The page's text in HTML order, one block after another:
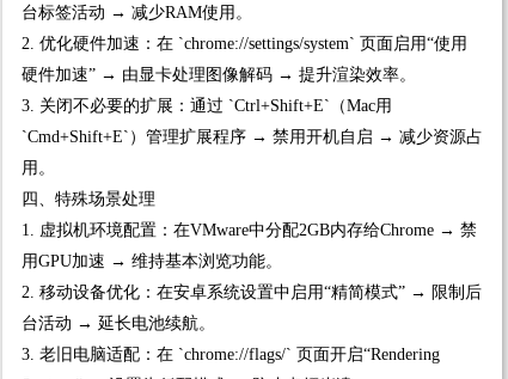
台标签活动 → 减少RAM使用。
2. 优化硬件加速：在 `chrome://settings/system` 页面启用“使用
硬件加速” → 由显卡处理图像解码 → 提升渲染效率。
3. 关闭不必要的扩展：通过 `Ctrl+Shift+E`（Mac用
`Cmd+Shift+E`）管理扩展程序 → 禁用开机自启 → 减少资源占
用。
四、特殊场景处理
1. 虚拟机环境配置：在VMware中分配2GB内存给Chrome → 禁
用GPU加速 → 维持基本浏览功能。
2. 移动设备优化：在安卓系统设置中启用“精简模式” → 限制后
台活动 → 延长电池续航。
3. 老旧电脑适配：在 `chrome://flags/` 页面开启“Rendering